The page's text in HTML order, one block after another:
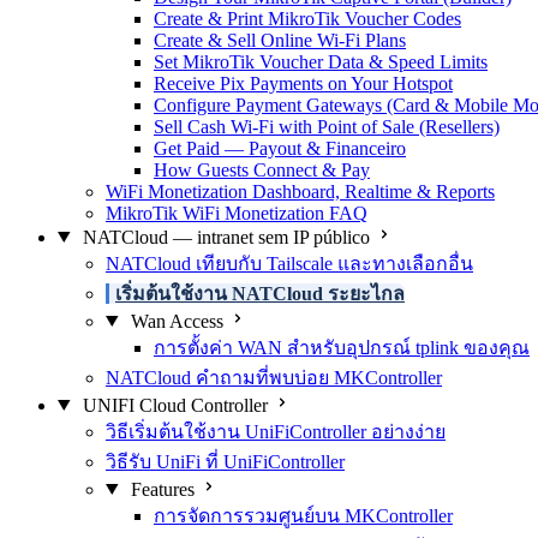
Create & Print MikroTik Voucher Codes
Create & Sell Online Wi-Fi Plans
Set MikroTik Voucher Data & Speed Limits
Receive Pix Payments on Your Hotspot
Configure Payment Gateways (Card & Mobile
Sell Cash Wi-Fi with Point of Sale (Resellers)
Get Paid — Payout & Financeiro
How Guests Connect & Pay
WiFi Monetization Dashboard, Realtime & Reports
MikroTik WiFi Monetization FAQ
NATCloud — intranet sem IP público
NATCloud เทียบกับ Tailscale และทางเลือกอื่น
เริ่มต้นใช้งาน NATCloud ระยะไกล
Wan Access
การตั้งค่า WAN สำหรับอุปกรณ์ tplink ของคุณ
NATCloud คำถามที่พบบ่อย MKController
UNIFI Cloud Controller
วิธีเริ่มต้นใช้งาน UniFiController อย่างง่าย
วิธีรับ UniFi ที่ UniFiController
Features
การจัดการรวมศูนย์บน MKController